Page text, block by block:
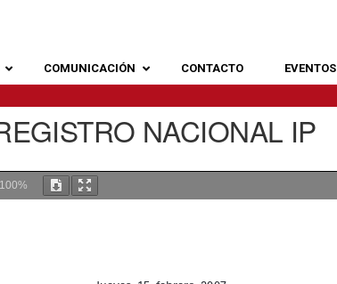
COMUNICACIÓN CONTACTO EVENTOS
NACIONAL IP
100%